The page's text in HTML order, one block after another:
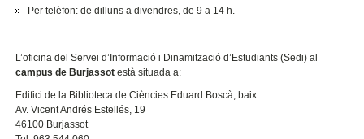
Per telèfon: de dilluns a divendres, de 9 a 14 h.
L’oficina del Servei d’Informació i Dinamització d’Estudiants (Sedi) al
campus de Burjassotestà situada a:
Edifici de la Biblioteca de Ciències Eduard Boscà, baix
Av. Vicent Andrés Estellés, 19
46100 Burjassot